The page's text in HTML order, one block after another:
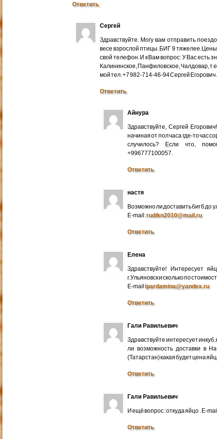
Ответить
Сергей
Здравствуйте. Могу вам отправить
весе взрослой птицы. БИГ 9
свой телефон. И к Вам вопрос: У Вас есть
Калининское, Панфиловское, Чалдовар,
мой тел. +7 982-714-46-94 Сергей Егорович.
Ответить
Айнура
Здравствуйте, Сергей
начиная от пол часа где-то час
случилось? Если что,
+996777100057.
Ответить
настя
Возможно ли доставить биг 6 до
E-mail:rudikn2010@mail.ru
Ответить
Елена
Здравствуйте! Интересует
г.Ульяновск и сколько по
E-mailipardamina@yandex.ru
Ответить
Гали Равильевич
Здравствуйте интересует
ли возможность доставки в
(Татарстан) какая будет цена
Ответить
Гали Равильевич
И ещё вопрос : откуда яйцо . E-
Ответить